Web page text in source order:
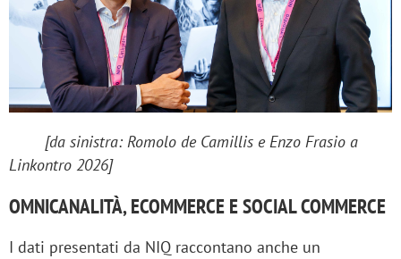
[da sinistra: Romolo de Camillis e Enzo Frasio a
Linkontro 2026]
OMNICANALITÀ, ECOMMERCE E SOCIAL COMMERCE
I dati presentati da NIQ raccontano anche un